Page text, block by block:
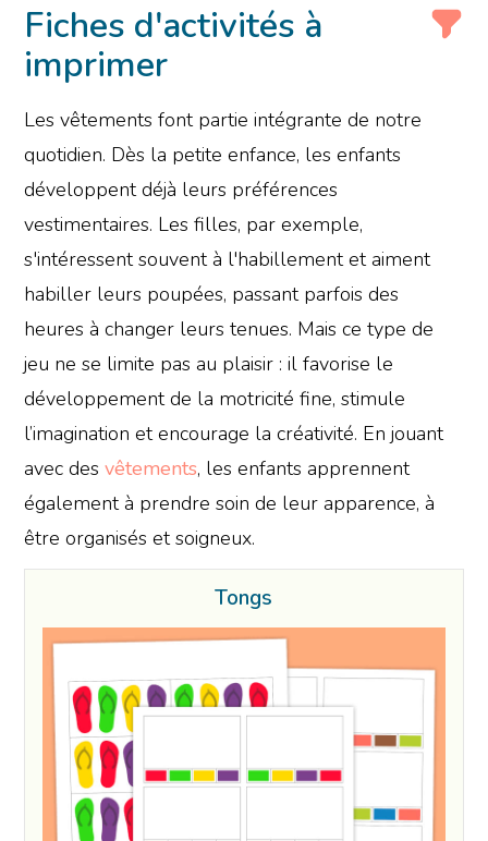
Fiches d'activités à
imprimer
Les vêtements font partie intégrante de notre
quotidien. Dès la petite enfance, les enfants
développent déjà leurs préférences
vestimentaires. Les filles, par exemple,
s'intéressent souvent à l'habillement et aiment
habiller leurs poupées, passant parfois des
heures à changer leurs tenues. Mais ce type de
jeu ne se limite pas au plaisir : il favorise le
développement de la motricité fine, stimule
l’imagination et encourage la créativité. En jouant
avec desvêtements, les enfants apprennent
également à prendre soin de leur apparence, à
être organisés et soigneux.
Tongs